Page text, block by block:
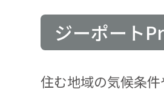
ジーポート
住む地域の気候条